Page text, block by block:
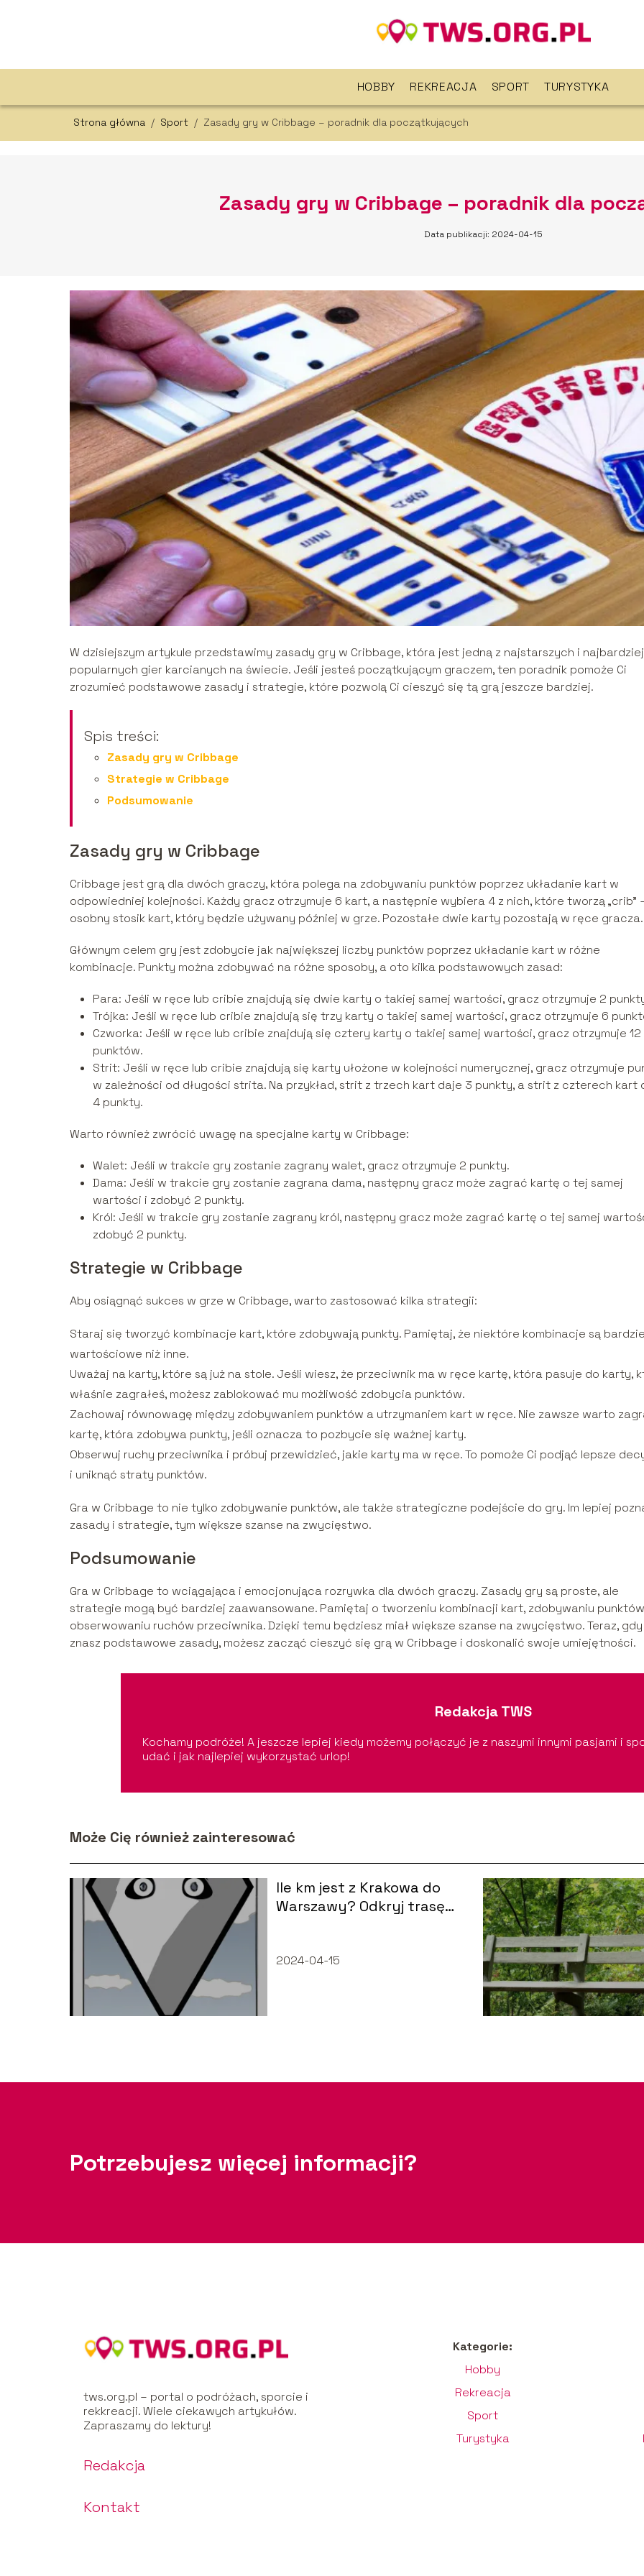
HOBBY REKREACJA SPORT TURYSTYKA
Strona główna / Sport / Zasady gry w Cribbage – poradnik dla początkujących
Zasady gry w Cribbage – poradnik dla
Data publikacji: 2024-04-15
W dzisiejszym artykule przedstawimy zasady gry w Cribbage, która jest jedną z najstarszych i najbardziej
popularnych gier karcianych na świecie. Jeśli jesteś początkującym graczem, ten poradnik pomoże Ci
zrozumieć podstawowe zasady i strategie, które pozwolą Ci cieszyć się tą grą jeszcze bardziej.
Spis treści:
Zasady gry w Cribbage
Strategie w Cribbage
Podsumowanie
Zasady gry w Cribbage
Cribbage jest grą dla dwóch graczy, która polega na zdobywaniu punktów poprzez układanie kart w
odpowiedniej kolejności. Każdy gracz otrzymuje 6 kart, a następnie wybiera 4 z nich, które tworzą „crib”
osobny stosik kart, który będzie używany później w grze. Pozostałe dwie karty pozostają w ręce gracza.
Głównym celem gry jest zdobycie jak największej liczby punktów poprzez układanie kart w różne
kombinacje. Punkty można zdobywać na różne sposoby, a oto kilka podstawowych zasad:
Para: Jeśli w ręce lub cribie znajdują się dwie karty o takiej samej wartości, gracz otrzymuje 2
Trójka: Jeśli w ręce lub cribie znajdują się trzy karty o takiej samej wartości, gracz otrzymuje 6
Czworka: Jeśli w ręce lub cribie znajdują się cztery karty o takiej samej wartości, gracz otrzymuje 12
punktów.
Strit: Jeśli w ręce lub cribie znajdują się karty ułożone w kolejności numerycznej, gracz otrzymuje
w zależności od długości strita. Na przykład, strit z trzech kart daje 3 punkty, a strit z czterech kart
4 punkty.
Warto również zwrócić uwagę na specjalne karty w Cribbage:
Walet: Jeśli w trakcie gry zostanie zagrany walet, gracz otrzymuje 2 punkty.
Dama: Jeśli w trakcie gry zostanie zagrana dama, następny gracz może zagrać kartę o tej samej
wartości i zdobyć 2 punkty.
Król: Jeśli w trakcie gry zostanie zagrany król, następny gracz może zagrać kartę o tej samej
zdobyć 2 punkty.
Strategie w Cribbage
Aby osiągnąć sukces w grze w Cribbage, warto zastosować kilka strategii:
Staraj się tworzyć kombinacje kart, które zdobywają punkty. Pamiętaj, że niektóre kombinacje są
wartościowe niż inne.
Uważaj na karty, które są już na stole. Jeśli wiesz, że przeciwnik ma w ręce kartę, która pasuje do karty,
właśnie zagrałeś, możesz zablokować mu możliwość zdobycia punktów.
Zachowaj równowagę między zdobywaniem punktów a utrzymaniem kart w ręce. Nie zawsze warto
kartę, która zdobywa punkty, jeśli oznacza to pozbycie się ważnej karty.
Obserwuj ruchy przeciwnika i próbuj przewidzieć, jakie karty ma w ręce. To pomoże Ci podjąć lepsze
i uniknąć straty punktów.
Gra w Cribbage to nie tylko zdobywanie punktów, ale także strategiczne podejście do gry. Im lepiej
zasady i strategie, tym większe szanse na zwycięstwo.
Podsumowanie
Gra w Cribbage to wciągająca i emocjonująca rozrywka dla dwóch graczy. Zasady gry są proste, ale
strategie mogą być bardziej zaawansowane. Pamiętaj o tworzeniu kombinacji kart, zdobywaniu
obserwowaniu ruchów przeciwnika. Dzięki temu będziesz miał większe szanse na zwycięstwo. Teraz, gdy
znasz podstawowe zasady, możesz zacząć cieszyć się grą w Cribbage i doskonalić swoje umiejętności.
Redakcja TWS
Kochamy podróże! A jeszcze lepiej kiedy możemy połączyć je z naszymi innymi pasjami i
udać i jak najlepiej wykorzystać urlop!
Może Cię również zainteresować
Ile km jest z Krakowa do
Warszawy? Odkryj trasę
2024-04-15
Potrzebujesz więcej informacji?
tws.org.pl – portal o podróżach, sporcie i
rekkreacji. Wiele ciekawych artykułów.
Zapraszamy do lektury!
Redakcja
Kontakt
Kategorie:
Hobby
Rekreacja
Sport
Turystyka